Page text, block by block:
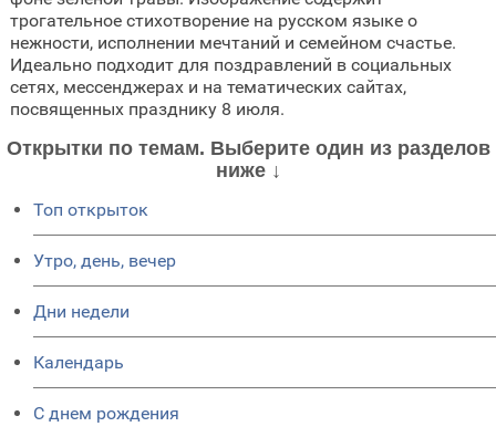
трогательное стихотворение на русском языке о
нежности, исполнении мечтаний и семейном счастье.
Идеально подходит для поздравлений в социальных
сетях, мессенджерах и на тематических сайтах,
посвященных празднику 8 июля.
Открытки по темам. Выберите один из разделов
ниже ↓
Топ открыток
Утро, день, вечер
Дни недели
Календарь
C днем рождения